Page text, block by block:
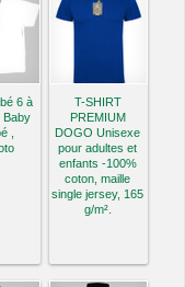
6 à
Baby
,
T-SHIRT
PREMIUM
DOGO Unisexe
pour adultes et
enfants -100%
coton, maille
single jersey, 165
g/m².